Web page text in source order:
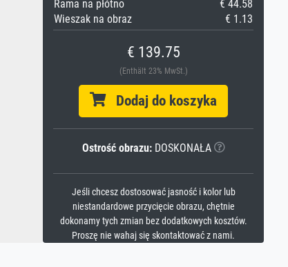
Rama na płótno
€ 44.58
Wieszak na obraz
€ 1.13
€ 139.75
(Enthält 23% MwSt.)
Dodaj do koszyka
Ostrość obrazu:DOSKONAŁA
Jeśli chcesz dostosować jasność i kolor lub
niestandardowe przycięcie obrazu, chętnie
dokonamy tych zmian bez dodatkowych kosztów.
Proszę nie wahaj się skontaktować z nami.